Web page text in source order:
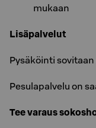
mukaan
Lisäpalvelut
Pysäköinti
Pesulapalvelu on
Tee varaus